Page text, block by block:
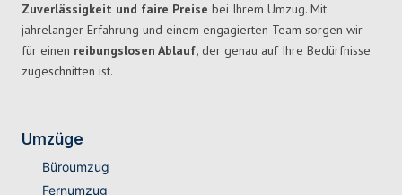
Zuverlässigkeit und faire Preise bei Ihrem Umzug. Mit
jahrelanger Erfahrung und einem engagierten Team sorgen wir
für einen reibungslosen Ablauf, der genau auf Ihre Bedürfnisse
zugeschnitten ist.
Umzüge
Büroumzug
Fernumzug